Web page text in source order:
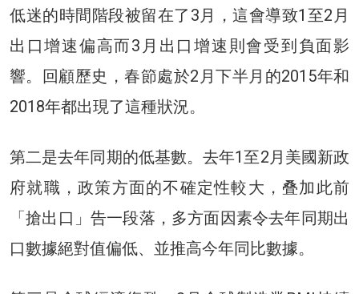
低迷的時間階段被留在了3月，這會導致1至2月
出口增速偏高而3月出口增速則會受到負面影
響。回顧歷史，春節處於2月下半月的2015年和
2018年都出現了這種狀況。
第二是去年同期的低基數。去年1至2月美國新政
府就職，政策方面的不確定性較大，叠加此前
「搶出口」告一段落，多方面因素令去年同期出
口數據絕對值偏低、並推高今年同比數據。